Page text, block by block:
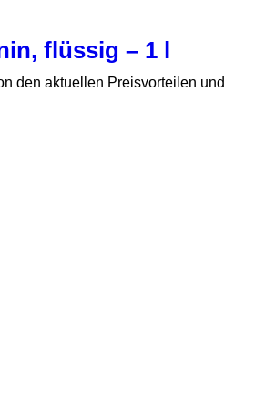
den aktuellen Preisvorteilen und
flüssig – 1 l